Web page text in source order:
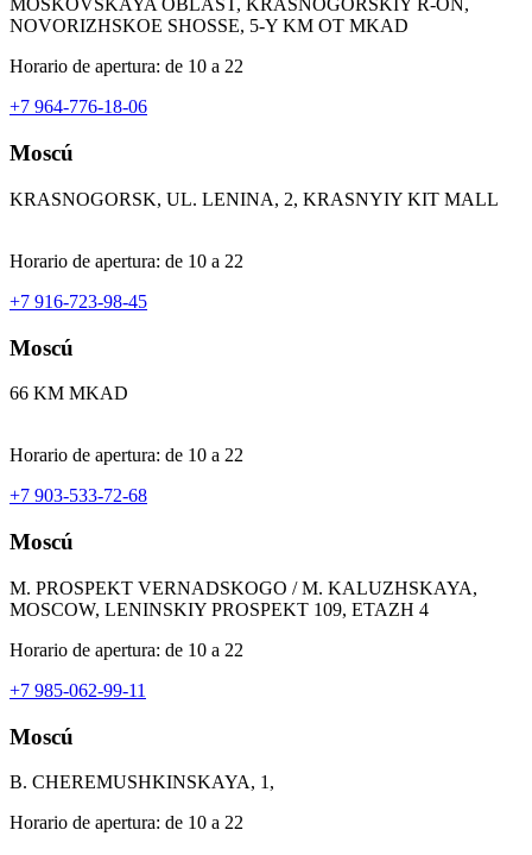
MOSKOVSKAYA OBLAST, KRASNOGORSKIY R-ON,
NOVORIZHSKOE SHOSSE, 5-Y KM OT MKAD
Horario de apertura: de 10 a 22
+7 964-776-18-06
Moscú
KRASNOGORSK, UL. LENINA, 2, KRASNYIY KIT MALL
Horario de apertura: de 10 a 22
+7 916-723-98-45
Moscú
66 KM MKAD
Horario de apertura: de 10 a 22
+7 903-533-72-68
Moscú
M. PROSPEKT VERNADSKOGO / M. KALUZHSKAYA,
MOSCOW, LENINSKIY PROSPEKT 109, ETAZH 4
Horario de apertura: de 10 a 22
+7 985-062-99-11
Moscú
B. CHEREMUSHKINSKAYA, 1,
Horario de apertura: de 10 a 22